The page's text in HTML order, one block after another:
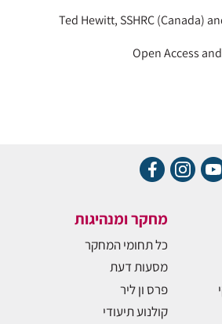
Ted Hewitt, SSHRC (Canada)
Open Access
מחקר ומנהיגות
כל תחומי המחקר
מסעות דעת
פרס ון ליר
קולנוע תיעודי